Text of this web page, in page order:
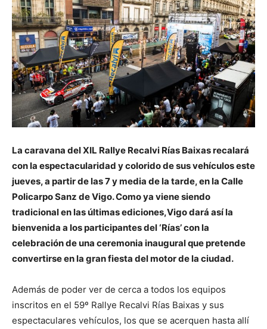
La caravana del XIL Rallye Recalvi Rías Baixas recalará
con la espectacularidad y colorido de sus vehículos este
jueves, a partir de las 7 y media de la tarde, en la Calle
Policarpo Sanz de Vigo. Como ya viene siendo
tradicional en las últimas ediciones,Vigo dará así la
bienvenida a los participantes del ‘Rías’ con la
celebración de una ceremonia inaugural que pretende
convertirse en la gran fiesta del motor de la ciudad.
Además de poder ver de cerca a todos los equipos
inscritos en el 59º Rallye Recalvi Rías Baixas y sus
espectaculares vehículos, los que se acerquen hasta allí